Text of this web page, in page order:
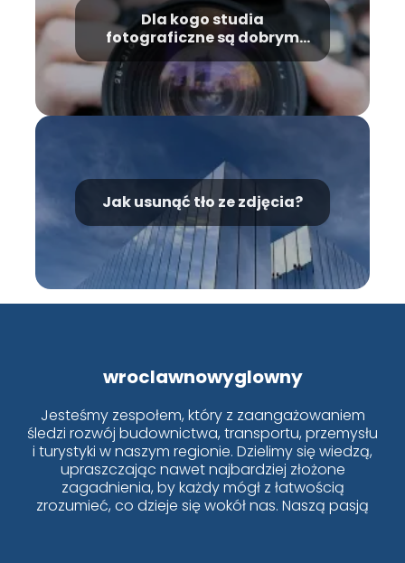
Dla kogo studia
fotograficzne są dobrym
wyborem?
Jak usunąć tło ze zdjęcia?
wroclawnowyglowny
Jesteśmy zespołem, który z zaangażowaniem
śledzi rozwój budownictwa, transportu, przemysłu
i turystyki w naszym regionie. Dzielimy się wiedzą,
upraszczając nawet najbardziej złożone
zagadnienia, by każdy mógł z łatwością
zrozumieć, co dzieje się wokół nas. Naszą pasją